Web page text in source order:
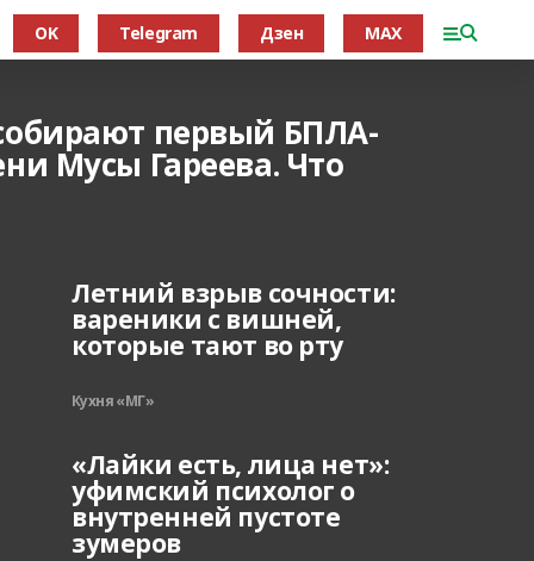
OK Telegram Дзен MAX
первый БПЛА-
Мусы Гареева. Что
Летний взрыв сочности:
вареники с вишней,
которые тают во рту
Кухня «МГ»
«Лайки есть, лица нет»:
уфимский психолог о
внутренней пустоте
зумеров